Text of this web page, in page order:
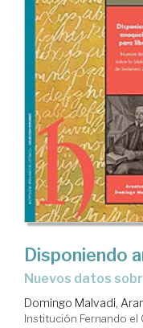
Disponiendo
nuevos datos
Domingo Malvadi,
Institución Fernando el